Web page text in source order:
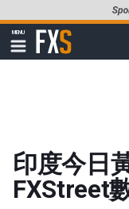
至
要
MENU
顯
示
FXStreet
印度今日
FXStreet